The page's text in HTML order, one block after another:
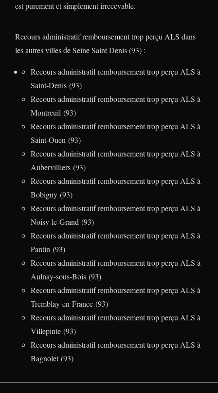
est purement et simplement irrecevable.
Recours administratif remboursement trop perçu ALS dans
les autres villes de Seine Saint Denis (93) :
Recours administratif remboursement trop perçu ALS à
Saint-Denis (93)
Recours administratif remboursement trop perçu ALS à
Montreuil (93)
Recours administratif remboursement trop perçu ALS à
Saint-Ouen (93)
Recours administratif remboursement trop perçu ALS à
Aubervilliers (93)
Recours administratif remboursement trop perçu ALS à
Bobigny (93)
Recours administratif remboursement trop perçu ALS à
Noisy-le-Grand (93)
Recours administratif remboursement trop perçu ALS à
Pantin (93)
Recours administratif remboursement trop perçu ALS à
Aulnay-sous-Bois (93)
Recours administratif remboursement trop perçu ALS à
Tremblay-en-France (93)
Recours administratif remboursement trop perçu ALS à
Villepinte (93)
Recours administratif remboursement trop perçu ALS à
Bagnolet (93)